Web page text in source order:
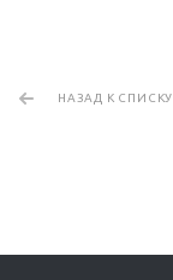
НАЗАД К СПИСКУ